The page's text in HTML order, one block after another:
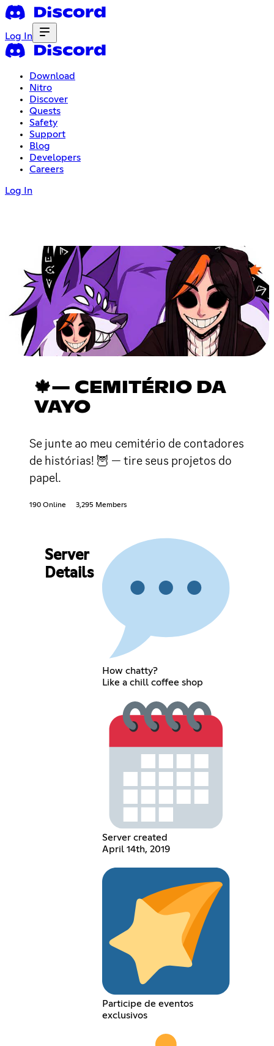
Log In
Download
Nitro
Discover
Quests
Safety
Support
Blog
Developers
Careers
Log In
🍁— CEMITÉRIO DA
VAYO
Se junte ao meu cemitério de contadores
de histórias! 🦉 — tire seus projetos do
papel.
190 Online 3,295 Members
Server
Details
How chatty?
Like a chill coffee shop
Server created
April 14th, 2019
Participe de eventos
exclusivos